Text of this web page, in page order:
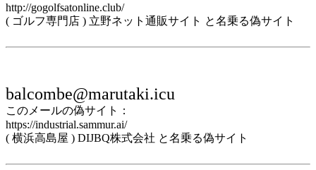
http://gogolfsatonline.club/
( ゴルフ専門店 ) 立野ネット通販サイト と名乗る偽サイト
balcombe@marutaki.icu
このメールの偽サイト：
https://industrial.sammur.ai/
( 横浜高島屋 ) DIJBQ株式会社 と名乗る偽サイト